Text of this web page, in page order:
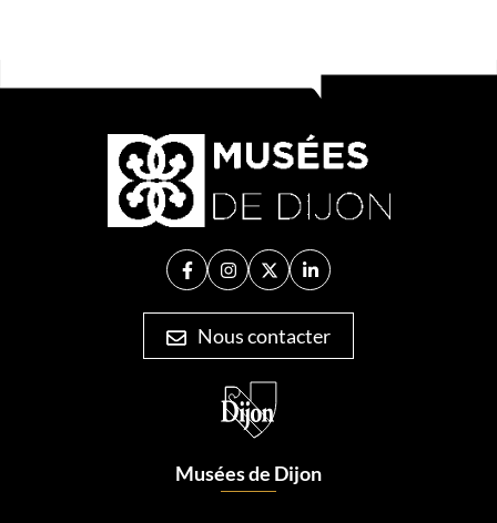
Facebook
(ouverture dans un nouvel onglet)
Instagram
(ouverture dans un nouvel onglet)
X (Twitter)
(ouverture dans un nouvel
Linkedin
(ouverture dans un
Nous contacter
Musées de Dijon